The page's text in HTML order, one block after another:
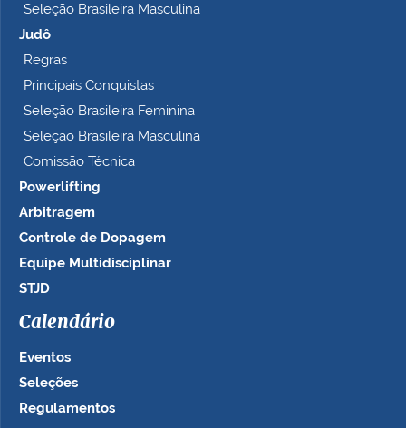
Seleção Brasileira Masculina
Judô
Regras
Principais Conquistas
Seleção Brasileira Feminina
Seleção Brasileira Masculina
Comissão Técnica
Powerlifting
Arbitragem
Controle de Dopagem
Equipe Multidisciplinar
STJD
Calendário
Eventos
Seleções
Regulamentos